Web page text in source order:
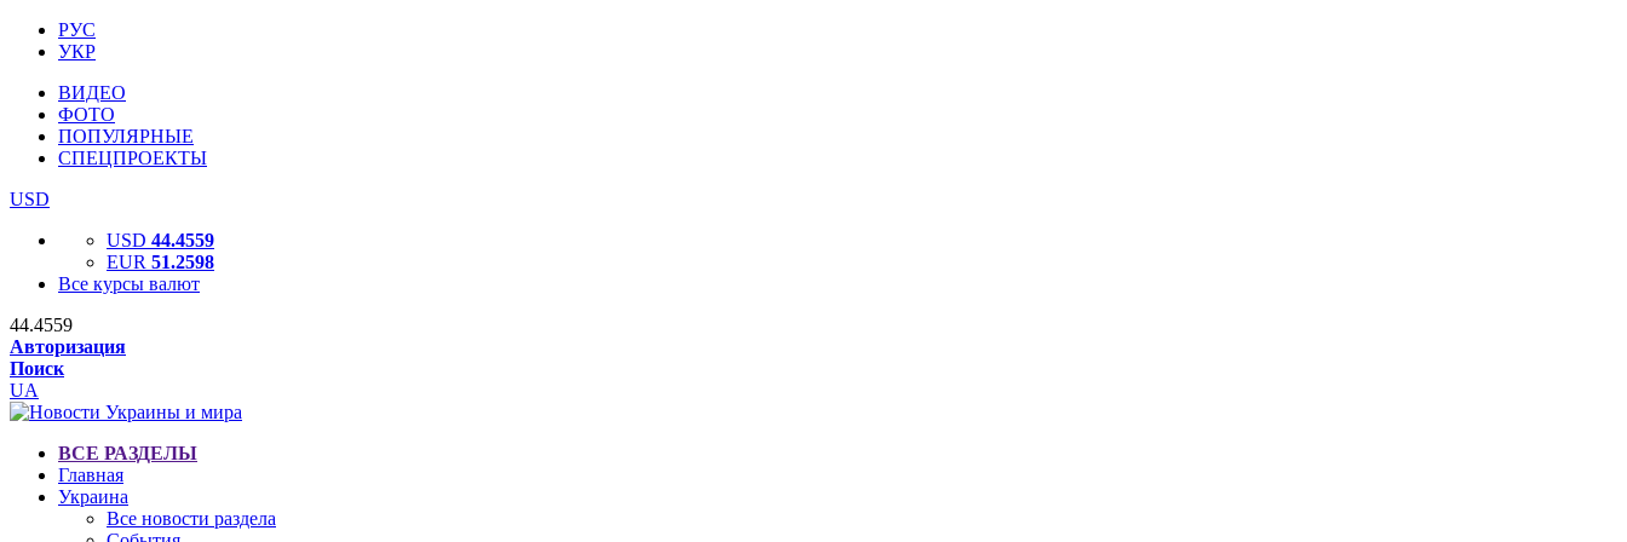
РУС
УКР
ВИДЕО
ФОТО
ПОПУЛЯРНЫЕ
СПЕЦПРОЕКТЫ
USD
USD 44.4559
EUR 51.2598
Все курсы валют
44.4559
Авторизация
Поиск
UA
ВСЕ РАЗДЕЛЫ
Главная
Украина
Все новости раздела